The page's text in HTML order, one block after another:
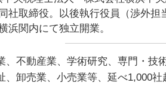
社取締役。以後執行役員（渉外担
浜関内にて独立開業。
不動産業、学術研究、専門・
卸売業、小売業等、延べ1,000